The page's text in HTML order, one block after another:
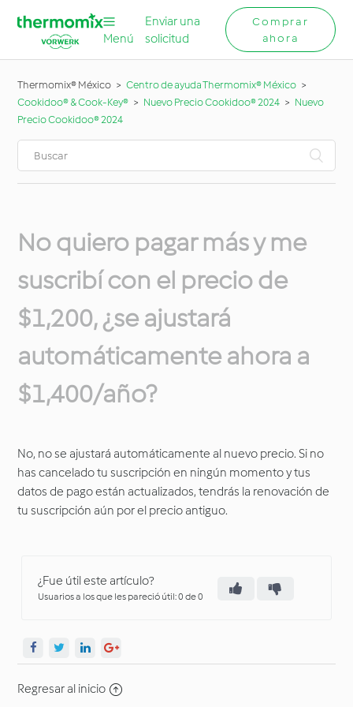
Menú
Enviar una
solicitud
Comprar
ahora
Thermomix® México
Centro de ayuda Thermomix® México
Cookidoo® & Cook-Key®
Nuevo Precio Cookidoo® 2024
Nuevo
Precio Cookidoo® 2024
No quiero pagar más y me
suscribí con el precio de
$1,200, ¿se ajustará
automáticamente ahora a
$1,400/año?
No, no se ajustará automáticamente al nuevo precio. Si no
has cancelado tu suscripción en ningún momento y tus
datos de pago están actualizados, tendrás la renovación de
tu suscripción aún por el precio antiguo.
¿Fue útil este artículo?
Usuarios a los que les pareció útil: 0 de 0
Regresar al inicio